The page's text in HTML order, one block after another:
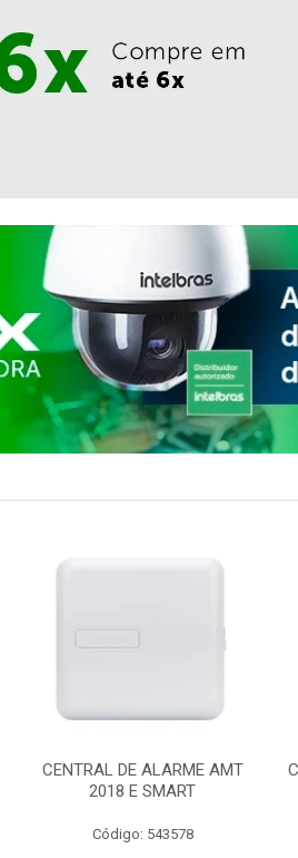
CENTRAL DE ALARME AMT
2018 E SMART
Código: 543578